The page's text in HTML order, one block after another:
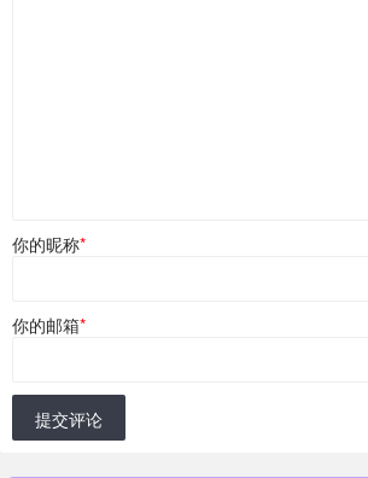
你的昵称*
你的邮箱*
提交评论